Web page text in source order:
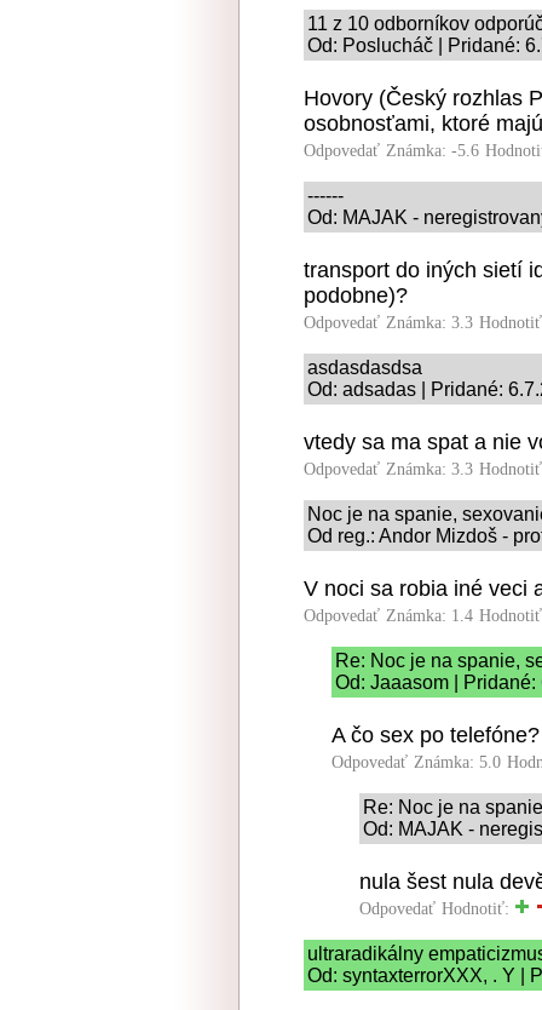
11 z 10 odborníkov
Od: Poslucháč | Pridané:
Hovory (Český rozhlas
osobnosťami, ktoré
Odpovedať Známka: -5.6
------
Od: MAJAK -
transport do iných sietí
podobne)?
Odpovedať Známka: 3.3
asdasdasdsa
Od: adsadas | Pridané:
vtedy sa ma spat a nie
Odpovedať Známka: 3.3
Noc je na spanie,
Od reg.: Andor Mizdoš -
V noci sa robia iné veci
Odpovedať Známka: 1.4
Re: Noc je na spanie,
Od: Jaaasom |
A čo sex po telefóne?
Odpovedať Známka: 5.0
Re: Noc je na
Od: MAJAK -
nula šest nula
Odpovedať Hodnotiť:
ultraradikálny
Od: syntaxterrorXXX, . Y |